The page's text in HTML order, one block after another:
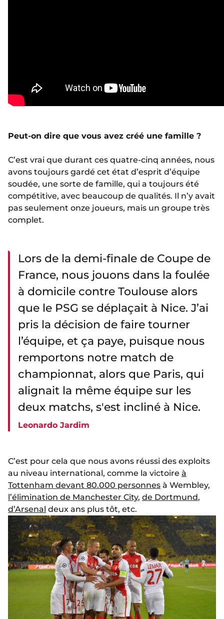
Peut-on dire que vous avez créé une famille ?
C’est vrai que durant ces quatre-cinq années, nous
avons toujours gardé cet état d’esprit d’équipe
soudée, une sorte de famille, qui a toujours été
compétitive, avec beaucoup de qualités. Il n’y avait
pas seulement onze joueurs, mais un groupe très
complet.
Lors de la demi-finale de Coupe de
France, nous jouons dans la foulée
à domicile contre Toulouse alors
que le PSG se déplaçait à Nice. J’ai
pris la décision de faire tourner
l’équipe, et ça paye, puisque nous
remportons notre match de
championnat, alors que Paris, qui
alignait la même équipe sur les
deux matchs, s'est incliné à Nice.
Leonardo Jardim
C’est pour cela que nous avons réussi des exploits
au niveau international, comme la victoire à
Tottenham devant 80.000 personnes à Wembley,
l’élimination de Manchester City, de Dortmund,
d’Arsenal deux ans plus tôt, etc.